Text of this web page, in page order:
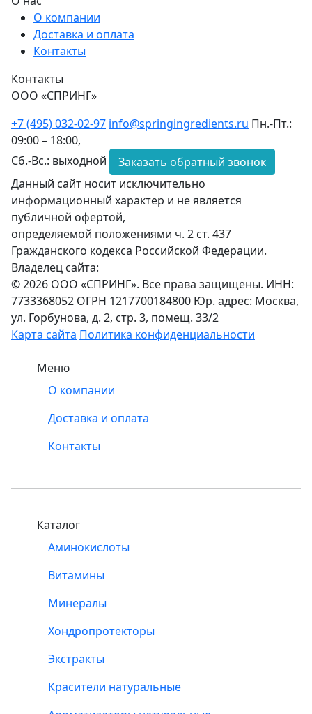
О компании
Доставка и оплата
Контакты
Контакты
ООО «СПРИНГ»
+7 (495) 032-02-97 info@springingredients.ru Пн.-Пт.:
09:00 – 18:00,
Сб.-Вс.: выходной
Заказать обратный звонок
Данный сайт носит исключительно
информационный характер и не является
публичной офертой,
определяемой положениями ч. 2 ст. 437
Гражданского кодекса Российской Федерации.
Владелец сайта:
© 2026 ООО «СПРИНГ». Все права защищены. ИНН:
7733368052 ОГРН 1217700184800 Юр. адрес: Москва,
ул. Горбунова, д. 2, стр. 3, помещ. 33/2
Карта сайта Политика конфиденциальности
Меню
О компании
Доставка и оплата
Контакты
Каталог
Аминокислоты
Витамины
Минералы
Хондропротекторы
Экстракты
Красители натуральные